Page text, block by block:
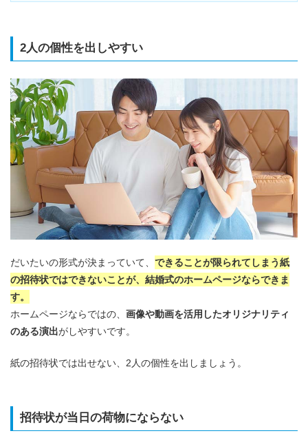
2人の個性を出しやすい
だいたいの形式が決まっていて、 できることが限られてしまう紙
の招待状ではできないことが、結婚式のホームページならできま
す。
ホームページならではの、 画像や動画を活用したオリジナリティ
のある演出がしやすいです。
紙の招待状では出せない、2人の個性を出しましょう。
招待状が当日の荷物にならない